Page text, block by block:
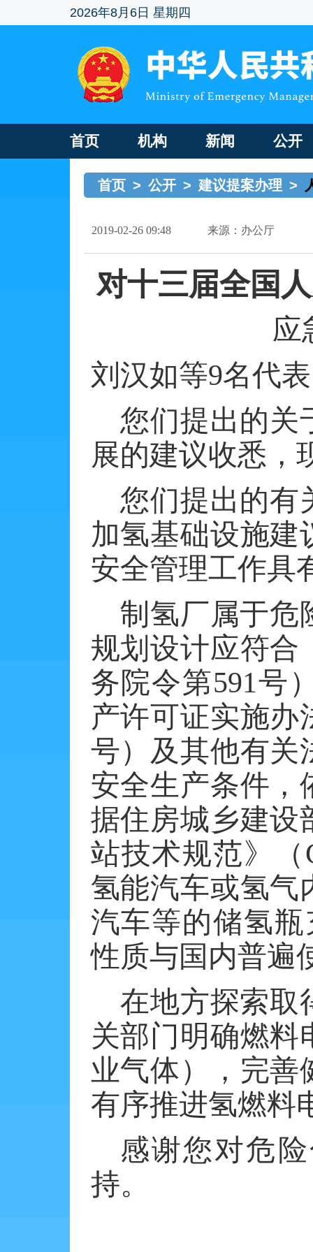
2026年8月6日 星期四
首页 机构 新闻 公开
首页 > 公开 > 建议提案办理 >
2019-02-26 09:48 来源：办公厅
对十三届全国
应
刘汉如等9名代
您们提出的关
展的建议收悉，
您们提出的有
加氢基础设施建
安全管理工作具
制氢厂属于危
规划设计应符合
务院令第591号
产许可证实施办
号）及其他有关
安全生产条件，
据住房城乡建设
站技术规范》（
氢能汽车或氢气
汽车等的储氢
性质与国内普遍
在地方探索取
关部门明确燃料
业气体），完善
有序推进氢燃料
感谢您对危
持。